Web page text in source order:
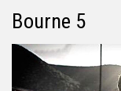
Bourne 5